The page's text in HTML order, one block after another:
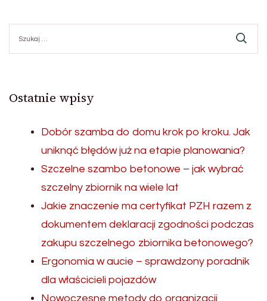
Ostatnie wpisy
Dobór szamba do domu krok po kroku. Jak
uniknąć błędów już na etapie planowania?
Szczelne szambo betonowe – jak wybrać
szczelny zbiornik na wiele lat
Jakie znaczenie ma certyfikat PZH razem z
dokumentem deklaracji zgodności podczas
zakupu szczelnego zbiornika betonowego?
Ergonomia w aucie – sprawdzony poradnik
dla właścicieli pojazdów
Nowoczesne metody do organizacji